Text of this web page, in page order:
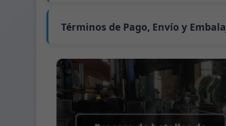
Normalmente enviamos muestras a
Términos de Pago, Envío y
Métodos de pago admitidos para los
Término de envío:
EXW, FOB, CFR, CIF
Términos de embalaje:
Palés + Divisores,